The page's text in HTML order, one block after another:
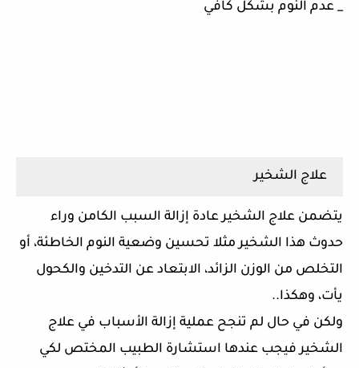
_ عدم النوم بشكل كافي
علاج الشخير
يتضمن علاج الشخير عادة إزالة السبب الكامن وراء
حدوث هذا الشخير مثلا تحسين وضعية النوم الخاطئة، أو
التخلص من الوزن الزائد، الابتعاد عن التدخين والكحول
يأت، وهكذا..
ولكن في حال لم تنجح عملية إزالة الأسباب في علاج
الشخير فيجب عندها استشارة الطبيب المختص لكي